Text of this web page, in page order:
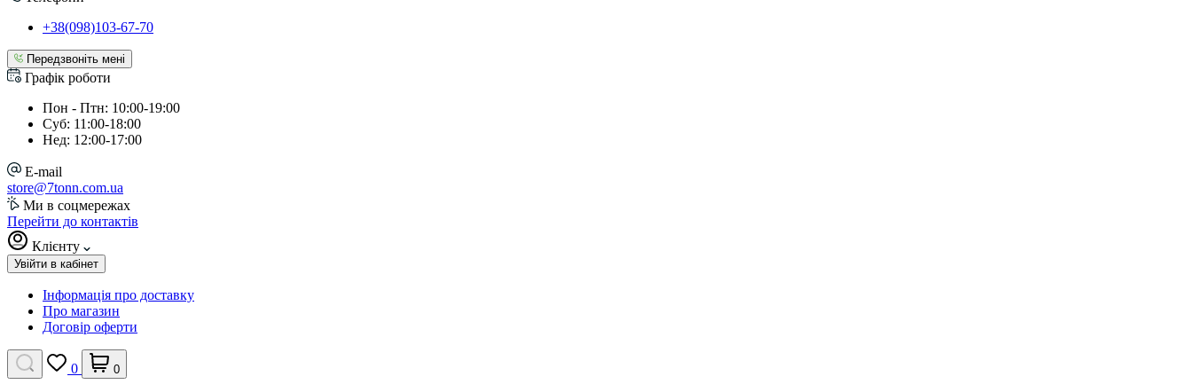
+38(098)103-67-70
Передзвоніть мені
Графік роботи
Пон - Птн: 10:00-19:00
Суб: 11:00-18:00
Нед: 12:00-17:00
E-mail
store@7tonn.com.ua
Ми в соцмережах
Перейти до контактів
Клієнту
Увійти в кабінет
Інформація про доставку
Про магазин
Договір оферти
0 0